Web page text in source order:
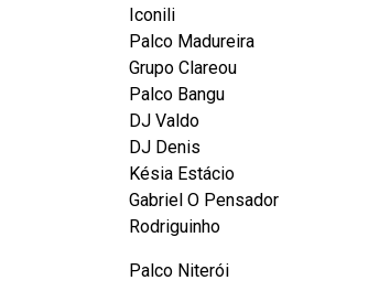
Iconili
Palco Madureira
Grupo Clareou
Palco Bangu
DJ Valdo
DJ Denis
Késia Estácio
Gabriel O Pensador
Rodriguinho
Palco Niterói